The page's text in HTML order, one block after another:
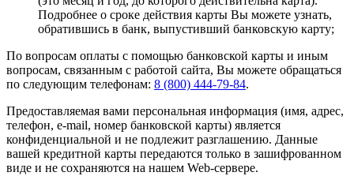
Подробнее о сроке действия карты Вы можете узнать,
обратившись в банк, выпустивший банковскую карту;
По вопросам оплаты с помощью банковской карты и иным
вопросам, связанным с работой сайта, Вы можете обращаться
по следующим телефонам: 8 (800) 444-79-84.
Предоставляемая вами персональная информация (имя, адрес,
телефон, e-mail, номер банковской карты) является
конфиденциальной и не подлежит разглашению. Данные
вашей кредитной карты передаются только в зашифрованном
виде и не сохраняются на нашем Web-сервере.